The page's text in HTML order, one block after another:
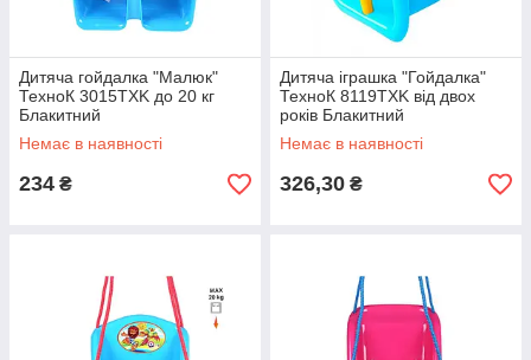
Дитяча гойдалка "Малюк"
ТехноК 3015TXK до 20 кг
Блакитний
Немає в наявності
234 ₴
Дитяча іграшка "Гойдалка"
ТехноК 8119TXK від двох
років Блакитний
Немає в наявності
326,30 ₴